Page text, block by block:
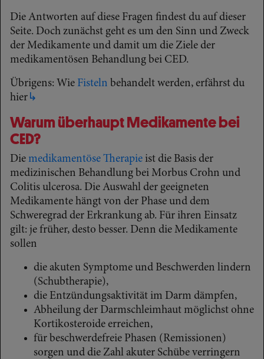
Die Antworten auf diese Fragen findest du auf dieser
Seite. Doch zunächst geht es um den Sinn und Zweck
der Medikamente und damit um die Ziele der
medikamentösen Behandlung bei CED.
Übrigens: Wie Fisteln behandelt werden, erfährst du
hier ↳
Warum überhaupt Medikamente bei
CED?
Die medikamentöse Therapie ist die Basis der
medizinischen Behandlung bei Morbus Crohn und
Colitis ulcerosa. Die Auswahl der geeigneten
Medikamente hängt von der Phase und dem
Schweregrad der Erkrankung ab. Für ihren Einsatz
gilt: je früher, desto besser. Denn die Medikamente
sollen
die akuten Symptome und Beschwerden lindern
(Schubtherapie),
die Entzündungsaktivität im Darm dämpfen,
Abheilung der Darmschleimhaut möglichst ohne
Kortikosteroide erreichen,
für beschwerdefreie Phasen (Remissionen)
sorgen und die Zahl akuter Schübe verringern